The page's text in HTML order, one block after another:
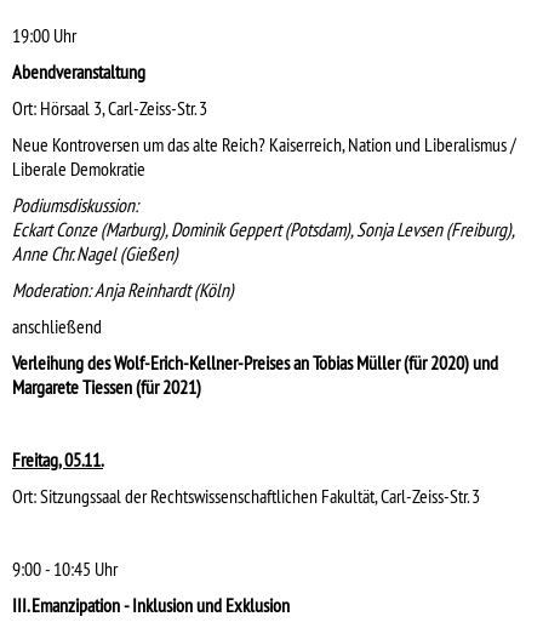
19:00 Uhr
Abendveranstaltung
Ort: Hörsaal 3, Carl-Zeiss-Str. 3
Neue Kontroversen um das alte Reich? Kaiserreich, Nation und Liberalismus /
Liberale Demokratie
Podiumsdiskussion:
Eckart Conze (Marburg), Dominik Geppert (Potsdam), Sonja Levsen (Freiburg),
Anne Chr. Nagel (Gießen)
Moderation: Anja Reinhardt (Köln)
anschließend
Verleihung des Wolf-Erich-Kellner-Preises an Tobias Müller (für 2020) und
Margarete Tiessen (für 2021)
Freitag, 05.11.
Ort: Sitzungssaal der Rechtswissenschaftlichen Fakultät, Carl-Zeiss-Str. 3
9:00 - 10:45 Uhr
III. Emanzipation - Inklusion und Exklusion